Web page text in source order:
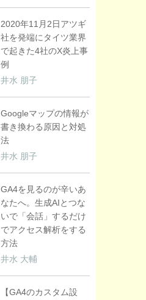
2020年11月2日アツギ
社を発端にタイツ業界
で起きた4社のX炎上事
例
井水 朋子
Googleマップの情報が
書き換わる原因と対処
法
井水 朋子
GA4を見るのが辛いあ
なたへ。生成AIとつな
いで「会話」するだけ
でアクセス解析をする
方法
井水 大輔
【GA4のカスタム設